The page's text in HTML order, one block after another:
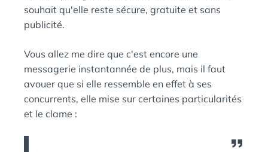
souhait qu'elle reste sécure, gratuite et sans
publicité.
Vous allez me dire que c'est encore une
messagerie instantannée de plus, mais il faut
avouer que si elle ressemble en effet à ses
concurrents, elle mise sur certaines particularités
et le clame :